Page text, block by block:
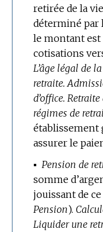
DE
DOMAINE
:
retirée de la
déterminé par
le montant est
cotisations
L’âge légal de
retraite.
d’office. Retraite
régimes de
établissement
assurer le
▪ Pension de
somme
jouissant de
Pension).
Liquider une